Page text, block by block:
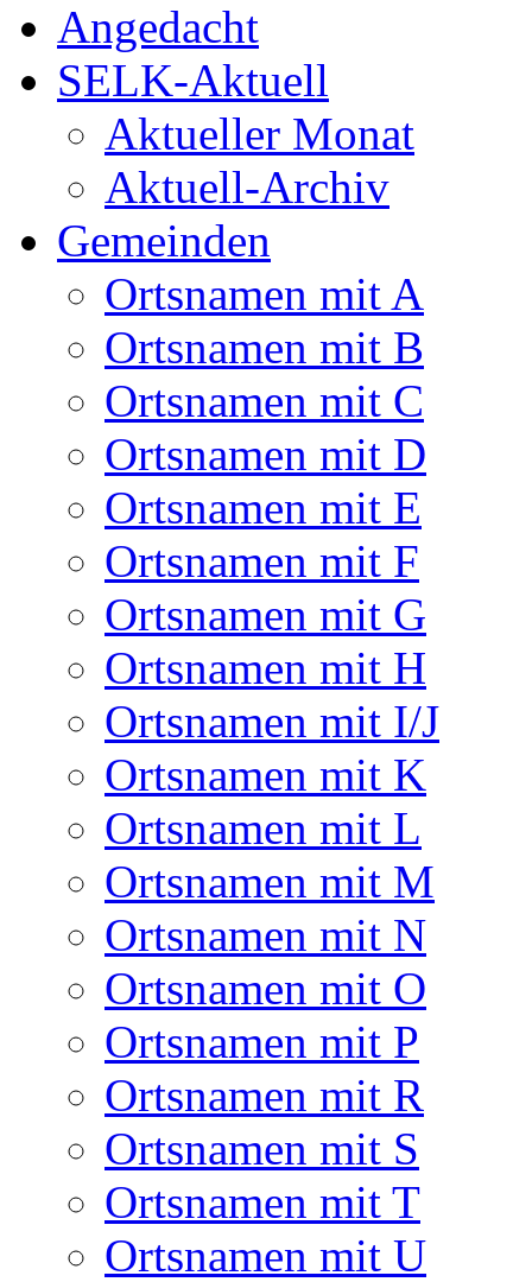
Angedacht
SELK-Aktuell
Aktueller Monat
Aktuell-Archiv
Gemeinden
Ortsnamen mit A
Ortsnamen mit B
Ortsnamen mit C
Ortsnamen mit D
Ortsnamen mit E
Ortsnamen mit F
Ortsnamen mit G
Ortsnamen mit H
Ortsnamen mit I/J
Ortsnamen mit K
Ortsnamen mit L
Ortsnamen mit M
Ortsnamen mit N
Ortsnamen mit O
Ortsnamen mit P
Ortsnamen mit R
Ortsnamen mit S
Ortsnamen mit T
Ortsnamen mit U